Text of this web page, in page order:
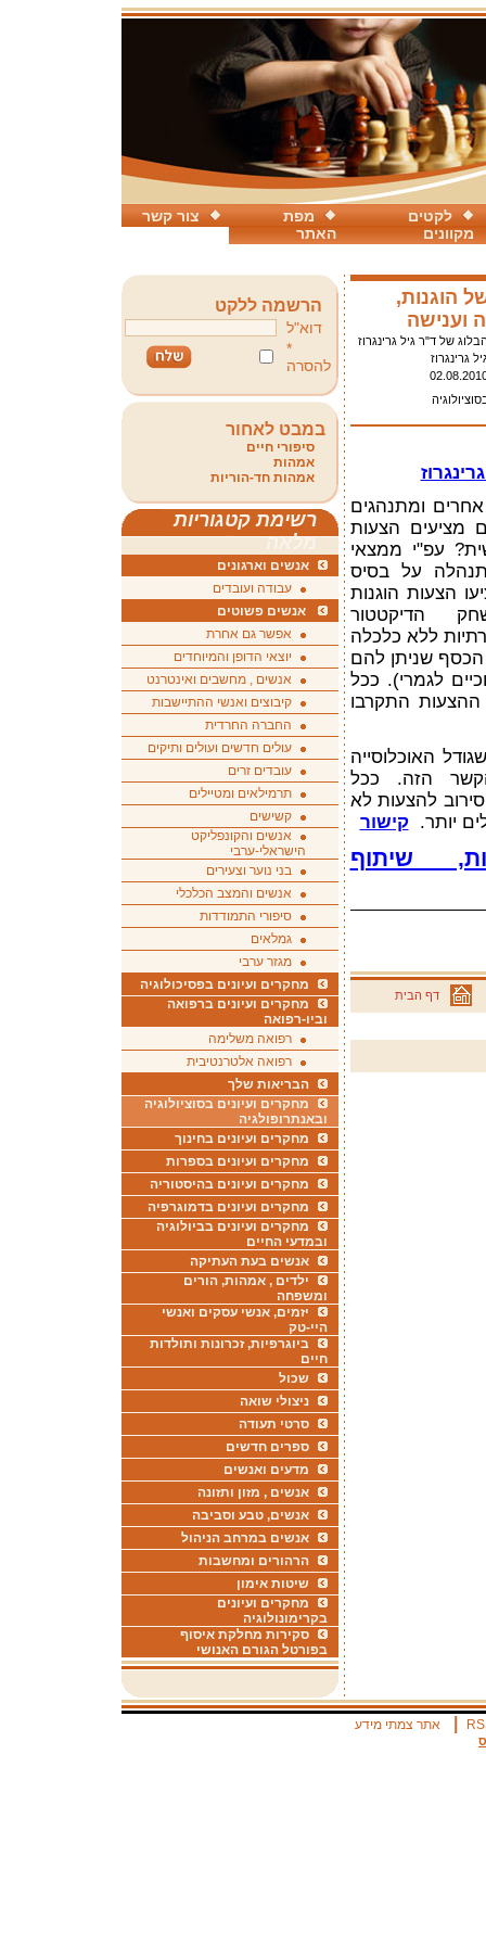
צור קשר
מפת
האתר
לקטים
מקוונים
הוגנות,
וענישה
של ד"ר גיל גרינגרוז
גרינגרוז
ומתנהגים
מציעים הצעות
עפ"י ממצאי
על בסיס
הצעות הוגנות
הדיקטטור
ללא כלכלה
שניתן להם
אנוכיים לגמרי). ככל
התקרבו
האוכלוסייה
הזה. ככל
להצעות לא
יותר.קישור
שיתוף
דף הבית
הרשמה ללקט
דוא"ל
*
להסרה
במבט לאחור
סיפורי חיים
אמהות
אמהות חד-הוריות
רשימת קטגוריות
מלאה
אנשים וארגונים
עבודה ועובדים
אנשים פשוטים
אפשר גם אחרת
יוצאי הדופן והמיוחדים
אנשים , מחשבים ואינטרנט
קיבוצים ואנשי ההתיישבות
החברה החרדית
עולים חדשים ועולים ותיקים
עובדים זרים
תרמילאים ומטיילים
קשישים
אנשים והקונפליקט
הישראלי-ערבי
בני נוער וצעירים
אנשים והמצב הכלכלי
סיפורי התמודדות
גמלאים
מגזר ערבי
מחקרים ועיונים בפסיכולוגיה
מחקרים ועיונים ברפואה
וביו-רפואה
רפואה משלימה
רפואה אלטרנטיבית
הבריאות שלך
מחקרים ועיונים בסוציולוגיה
ובאנתרופולגיה
מחקרים ועיונים בחינוך
מחקרים ועיונים בספרות
מחקרים ועיונים בהיסטוריה
מחקרים ועיונים בדמוגרפיה
מחקרים ועיונים בביולוגיה
ובמדעי החיים
אנשים בעת העתיקה
ילדים , אמהות, הורים
ומשפחה
יזמים, אנשי עסקים ואנשי
היי-טק
ביוגרפיות, זכרונות ותולדות
חיים
שכול
ניצולי שואה
סרטי תעודה
ספרים חדשים
מדעים ואנשים
אנשים , מזון ותזונה
אנשים, טבע וסביבה
אנשים במרחב הניהול
הרהורים ומחשבות
שיטות אימון
מחקרים ועיונים
בקרימונולוגיה
סקירות מחלקת איסוף
בפורטל הגורם האנושי
אתר צמתי מידע